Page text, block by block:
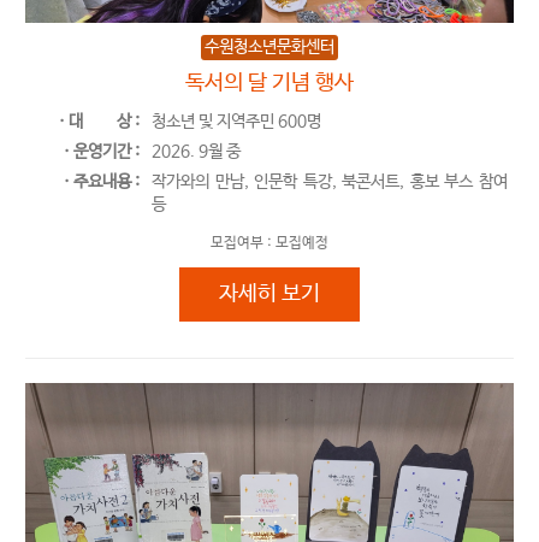
수원청소년문화센터
독서의 달 기념 행사
ㆍ대 상 :
청소년 및 지역주민 600명
ㆍ운영기간 :
2026. 9월 중
ㆍ주요내용 :
작가와의 만남, 인문학 특강, 북콘서트, 홍보 부스 참여
등
모집여부 : 모집예정
독서의 달 기념 행사
자세히 보기